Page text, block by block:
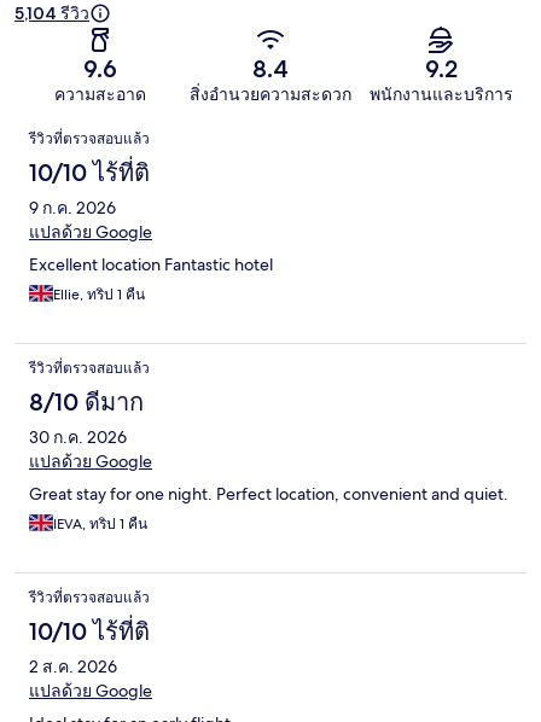
5,104 รีวิว
9.6
ความสะอาด
8.4
สิ่งอำนวยความสะดวก
9.2
พนักงานและบริการ
รีวิว
รีวิวที่ตรวจสอบแล้ว
10/10 ไร้ที่ติ
9 ก.ค. 2026
แปลด้วย Google
Excellent location Fantastic hotel
Ellie, ทริป 1 คืน
รีวิวที่ตรวจสอบแล้ว
8/10 ดีมาก
30 ก.ค. 2026
แปลด้วย Google
Great stay for one night. Perfect location, convenient and quiet.
IEVA, ทริป 1 คืน
รีวิวที่ตรวจสอบแล้ว
10/10 ไร้ที่ติ
2 ส.ค. 2026
แปลด้วย Google